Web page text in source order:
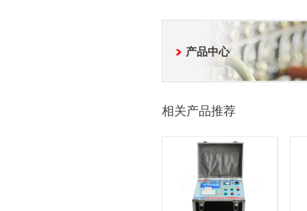
产品中心
相关产品推荐